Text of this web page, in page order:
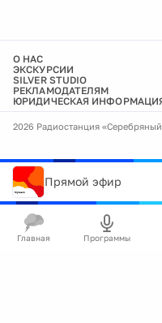
О НАС
ЭКСКУРСИИ
SILVER STUDIO
РЕКЛАМОДАТЕЛЯМ
ЮРИДИЧЕСКАЯ
2026 Радиостанция
Прямой эфир
Главная Программы